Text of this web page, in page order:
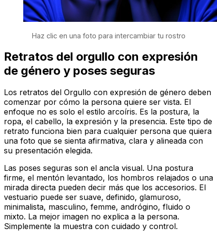
Haz clic en una foto para intercambiar tu rostro
Retratos del orgullo con expresión
de género y poses seguras
Los retratos del Orgullo con expresión de género deben
comenzar por cómo la persona quiere ser vista. El
enfoque no es solo el estilo arcoíris. Es la postura, la
ropa, el cabello, la expresión y la presencia. Este tipo de
retrato funciona bien para cualquier persona que quiera
una foto que se sienta afirmativa, clara y alineada con
su presentación elegida.
Las poses seguras son el ancla visual. Una postura
firme, el mentón levantado, los hombros relajados o una
mirada directa pueden decir más que los accesorios. El
vestuario puede ser suave, definido, glamuroso,
minimalista, masculino, femme, andrógino, fluido o
mixto. La mejor imagen no explica a la persona.
Simplemente la muestra con cuidado y control.